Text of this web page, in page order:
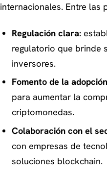
internacionales. Entre las
Regulación clara:
regulatorio que brinde
inversores.
Fomento de la
para aumentar la
criptomonedas.
Colaboración con el
con empresas de
soluciones blockchain.